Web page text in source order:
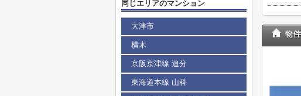
同じエリアのマンション
大津市
横木
京阪京津線 追分
東海道本線 山科